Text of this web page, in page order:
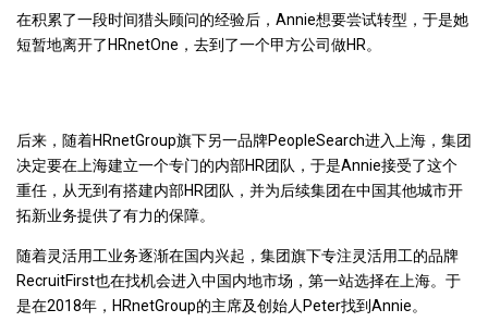
在积累了一段时间猎头顾问的经验后，Annie想要尝试转型，于是她
短暂地离开了HRnetOne，去到了一个甲方公司做HR。
后来，随着HRnetGroup旗下另一品牌PeopleSearch进入上海，集团
决定要在上海建立一个专门的内部HR团队，于是Annie接受了这个
重任，从无到有搭建内部HR团队，并为后续集团在中国其他城市开
拓新业务提供了有力的保障。
随着灵活用工业务逐渐在国内兴起，集团旗下专注灵活用工的品牌
RecruitFirst也在找机会进入中国内地市场，第一站选择在上海。于
是在2018年，HRnetGroup的主席及创始人Peter找到Annie。